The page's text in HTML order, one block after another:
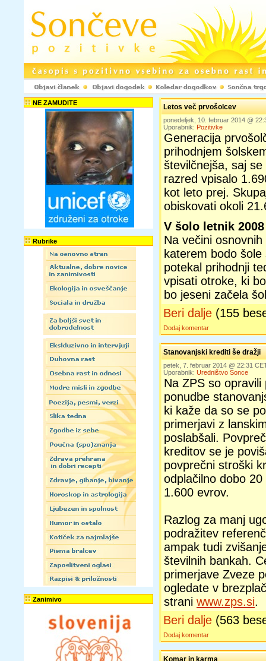
NE ZAMUDITE
Rubrike
Zanimivo
Letos več prvošolcev
ponedeljek, 10. februar 2014 @
Uporabnik: Pozitivke
Generacija
prihodnjem
številčnejša, saj
razred vpisalo
kot leto prej.
obiskovati okoli
V šolo letnik 2008
Na večini
katerem bodo
potekal prihodnji
vpisati otroke, ki
bo jeseni začela
Beri dalje (155
Dodaj komentar
Stanovanjski krediti še dražji
petek, 7. februar 2014 @ 22:31
Uporabnik: Uredništvo Sonce
Na ZPS so opravili
ponudbe
ki kaže da so se
primerjavi z
poslabšali.
kreditov se je
povprečni stroški
odplačilno dobo
1.600 evrov.
Razlog za manj
podražitev
ampak tudi
številnih bankah.
primerjave Zveze
ogledate v
strani www.zps.si.
Beri dalje (563
Dodaj komentar
Komar in karma